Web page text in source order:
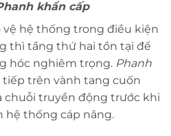
khẩn cấp
hệ thống trong điều kiện
thì tầng thứ hai tồn tại để
hóc nghiêm trọng. Phanh
trên vành tang cuốn
chuỗi truyền động trước khi
hệ thống cáp nâng.